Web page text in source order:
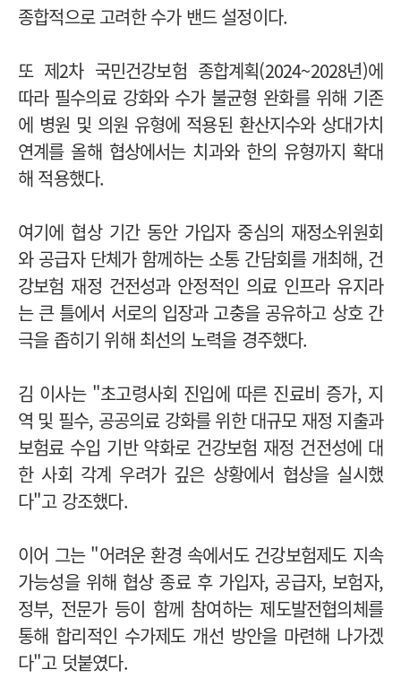
종합적으로 고려한 수가 밴드 설정이다.
또 제2차 국민건강보험 종합계획(2024~2028년)에
따라 필수의료 강화와 수가 불균형 완화를 위해 기존
에 병원 및 의원 유형에 적용된 환산지수와 상대가치
연계를 올해 협상에서는 치과와 한의 유형까지 확대
해 적용했다.
여기에 협상 기간 동안 가입자 중심의 재정소위원회
와 공급자 단체가 함께하는 소통 간담회를 개최해, 건
강보험 재정 건전성과 안정적인 의료 인프라 유지라
는 큰 틀에서 서로의 입장과 고충을 공유하고 상호 간
극을 좁히기 위해 최선의 노력을 경주했다.
김 이사는 "초고령사회 진입에 따른 진료비 증가, 지
역 및 필수, 공공의료 강화를 위한 대규모 재정 지출과
보험료 수입 기반 약화로 건강보험 재정 건전성에 대
한 사회 각계 우려가 깊은 상황에서 협상을 실시했
다"고 강조했다.
이어 그는 "어려운 환경 속에서도 건강보험제도 지속
가능성을 위해 협상 종료 후 가입자, 공급자, 보험자,
정부, 전문가 등이 함께 참여하는 제도발전협의체를
통해 합리적인 수가제도 개선 방안을 마련해 나가겠
다"고 덧붙였다.